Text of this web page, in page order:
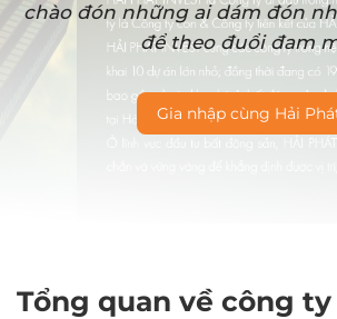
chào đón những ai dám đón
để theo đuổi đam
Gia nhập cùng Hải
Tổng quan về công ty